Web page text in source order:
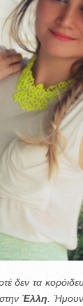
δεν τα
Έλλη.